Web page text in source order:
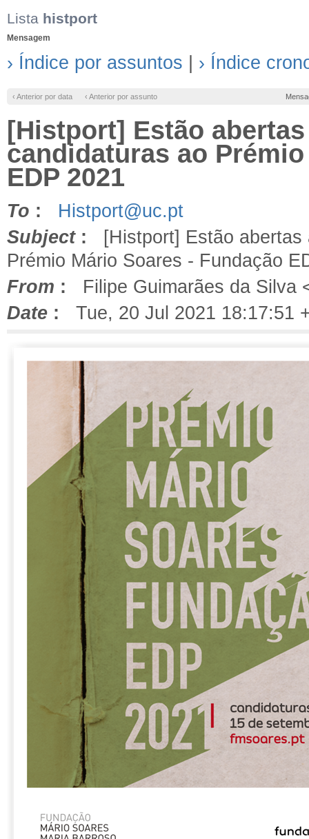
Lista histport
Mensagem
› Índice por assuntos › Índice
‹ Anterior por data ‹ Anterior por assunto
[Histport] Estão
candidaturas ao
EDP 2021
To :
Histport@uc.pt
Subject: [Histport] Estão abertas
Prémio Mário Soares - Fundação
From : Filipe Guimarães da Silva
Date : Tue, 20 Jul 2021 18:17:51